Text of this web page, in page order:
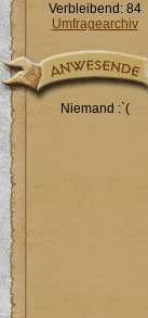
Verbleibend: 84
Umfragearchiv
Niemand :`(